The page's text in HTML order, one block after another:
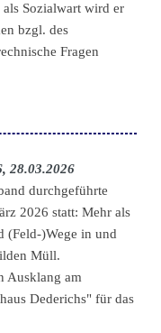
als Sozialwart wird er
bzgl. des
Fragen
28.03.2026
durchgeführte
2026 statt: Mehr als
(Feld-)Wege in und
Müll.
Ausklang am
Dederichs" für das